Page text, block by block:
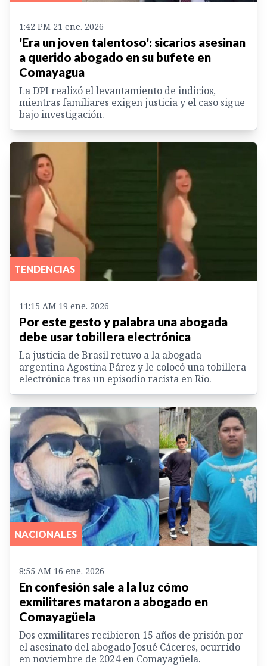
1:42 PM 21 ene. 2026
'Era un joven talentoso': sicarios asesinan
a querido abogado en su bufete en
Comayagua
La DPI realizó el levantamiento de indicios,
mientras familiares exigen justicia y el caso sigue
bajo investigación.
TENDENCIAS
11:15 AM 19 ene. 2026
Por este gesto y palabra una abogada
debe usar tobillera electrónica
La justicia de Brasil retuvo a la abogada
argentina Agostina Párez y le colocó una tobillera
electrónica tras un episodio racista en Río.
NACIONALES
8:55 AM 16 ene. 2026
En confesión sale a la luz cómo
exmilitares mataron a abogado en
Comayagüela
Dos exmilitares recibieron 15 años de prisión por
el asesinato del abogado Josué Cáceres, ocurrido
en noviembre de 2024 en Comayagüela.